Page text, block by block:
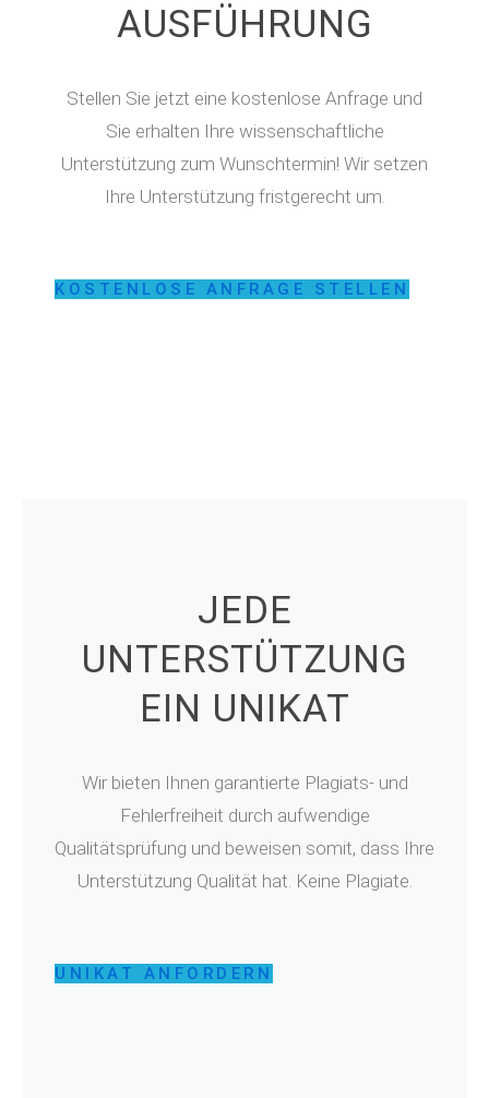
AUSFÜHRUNG
Stellen Sie jetzt eine kostenlose Anfrage und
Sie erhalten Ihre wissenschaftliche
Unterstützung zum Wunschtermin! Wir setzen
Ihre Unterstützung fristgerecht um.
KOSTENLOSE ANFRAGE STELLEN
JEDE
UNTERSTÜTZUNG
EIN UNIKAT
Wir bieten Ihnen garantierte Plagiats- und
Fehlerfreiheit durch aufwendige
Qualitätsprüfung und beweisen somit, dass Ihre
Unterstützung Qualität hat. Keine Plagiate.
UNIKAT ANFORDERN